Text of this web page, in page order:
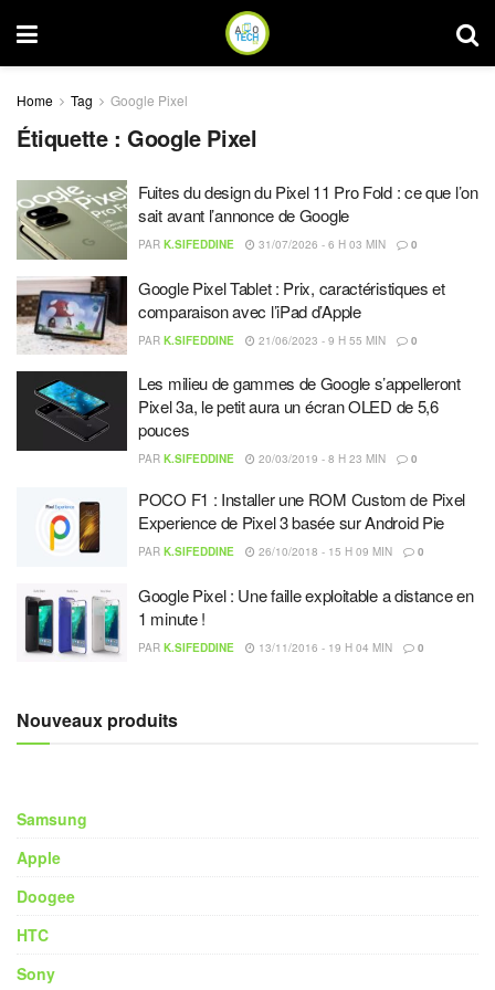
Home Tag Google Pixel
Étiquette :Google Pixel
Fuites du design du Pixel 11 Pro Fold : ce que l’on
sait avant l’annonce de Google
PAR K.SIFEDDINE 31/07/2026 - 6 H 03 MIN 0
Google Pixel Tablet : Prix, caractéristiques et
comparaison avec l’iPad d’Apple
PAR K.SIFEDDINE 21/06/2023 - 9 H 55 MIN 0
Les milieu de gammes de Google s’appelleront
Pixel 3a, le petit aura un écran OLED de 5,6
pouces
PAR K.SIFEDDINE 20/03/2019 - 8 H 23 MIN 0
POCO F1 : Installer une ROM Custom de Pixel
Experience de Pixel 3 basée sur Android Pie
PAR K.SIFEDDINE 26/10/2018 - 15 H 09 MIN 0
Google Pixel : Une faille exploitable a distance en
1 minute !
PAR K.SIFEDDINE 13/11/2016 - 19 H 04 MIN 0
Nouveaux produits
Samsung
Apple
Doogee
HTC
Sony